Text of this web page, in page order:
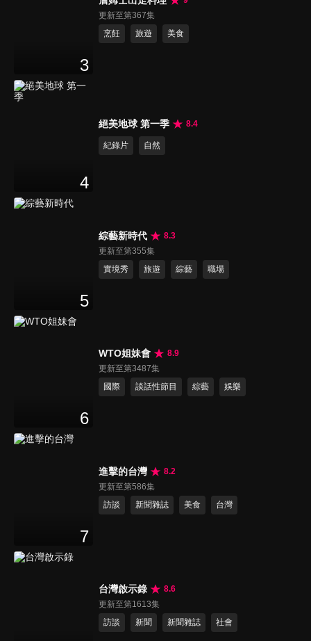
3
更新至第367集
烹飪
旅遊 美食
4
絕美地球 第一季 8.4
紀錄片 自然
5
綜藝新時代
8.3
更新至第355集
實境秀
旅遊 綜藝 職場
6
WTO姐妹會
8.9
更新至第3487集
國際
談話性節目 綜藝 娛樂
7
進擊的台灣
8.2
更新至第586集
訪談
新聞雜誌 美食 台灣
台灣啟示錄
8.6
更新至第1613集
訪談
新聞 新聞雜誌 社會